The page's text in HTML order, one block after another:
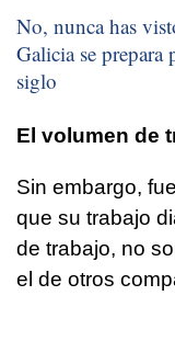
No, nunca has
Galicia se prepara
siglo
El volumen de
Sin embargo,
que su trabajo
de trabajo, no
el de otros